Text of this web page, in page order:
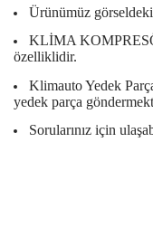
Ürünümüz görseldeki
KLİMA
özelliklidir.
Klimauto Yedek
yedek parça
Sorularınız için